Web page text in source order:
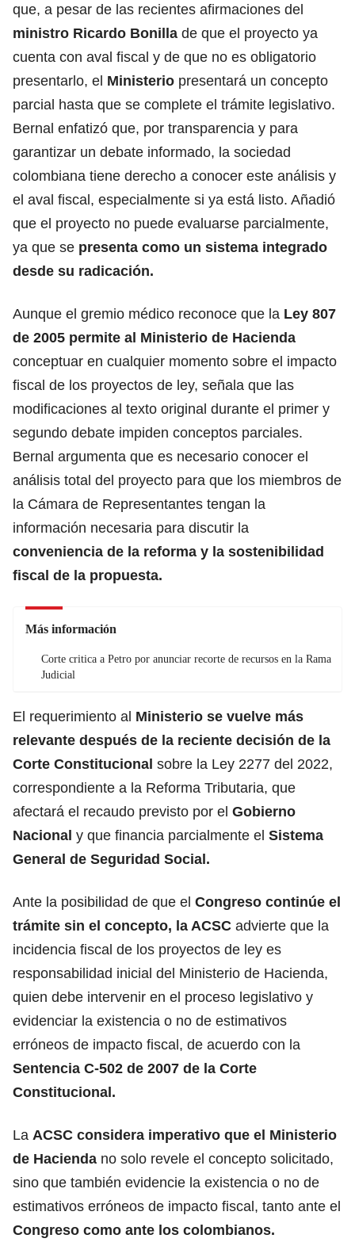
que, a pesar de las recientes afirmaciones del
ministro Ricardo Bonilla de que el proyecto ya
cuenta con aval fiscal y de que no es obligatorio
presentarlo, el Ministerio presentará un concepto
parcial hasta que se complete el trámite legislativo.
Bernal enfatizó que, por transparencia y para
garantizar un debate informado, la sociedad
colombiana tiene derecho a conocer este análisis y
el aval fiscal, especialmente si ya está listo. Añadió
que el proyecto no puede evaluarse parcialmente,
ya que se presenta como un sistema integrado
desde su radicación.
Aunque el gremio médico reconoce que la Ley 807
de 2005 permite al Ministerio de Hacienda
conceptuar en cualquier momento sobre el impacto
fiscal de los proyectos de ley, señala que las
modificaciones al texto original durante el primer y
segundo debate impiden conceptos parciales.
Bernal argumenta que es necesario conocer el
análisis total del proyecto para que los miembros de
la Cámara de Representantes tengan la
información necesaria para discutir la
conveniencia de la reforma y la sostenibilidad
fiscal de la propuesta.
Más información
Corte critica a Petro por anunciar recorte de recursos en la Rama
Judicial
El requerimiento al Ministerio se vuelve más
relevante después de la reciente decisión de la
Corte Constitucional sobre la Ley 2277 del 2022,
correspondiente a la Reforma Tributaria, que
afectará el recaudo previsto por el Gobierno
Nacional y que financia parcialmente el Sistema
General de Seguridad Social.
Ante la posibilidad de que el Congreso continúe el
trámite sin el concepto, la ACSC advierte que la
incidencia fiscal de los proyectos de ley es
responsabilidad inicial del Ministerio de Hacienda,
quien debe intervenir en el proceso legislativo y
evidenciar la existencia o no de estimativos
erróneos de impacto fiscal, de acuerdo con la
Sentencia C-502 de 2007 de la Corte
Constitucional.
La ACSC considera imperativo que el Ministerio
de Hacienda no solo revele el concepto solicitado,
sino que también evidencie la existencia o no de
estimativos erróneos de impacto fiscal, tanto ante el
Congreso como ante los colombianos.